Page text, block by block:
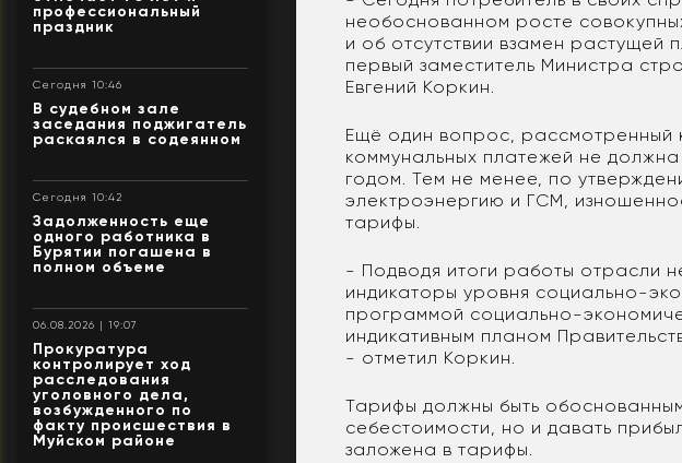
профессиональный
праздник
Сегодня 10:46
В судебном зале
заседания поджигатель
раскаялся в содеянном
Сегодня 10:42
Задолженность еще
одного работника в
Бурятии погашена в
полном объеме
06.08.2026 | 19:07
Прокуратура
контролирует ход
расследования
уголовного дела,
возбужденного по
факту происшествия в
Муйском районе
необоснованном росте
и об отсутствии взамен растущей
первый заместитель Министра
Евгений Коркин.
Ещё один вопрос, рассмотренный
коммунальных платежей не
годом. Тем не менее, по
электроэнергию и ГСМ,
тарифы.
- Подводя итоги работы отрасли
индикаторы уровня социально-
программой социально-
индикативным планом
- отметил Коркин.
Тарифы должны быть
себестоимости, но и давать
заложена в тарифы.